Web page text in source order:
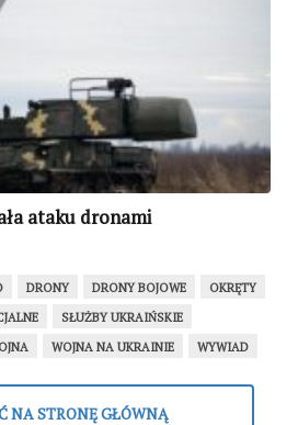
ataku dronami
DRONY DRONY BOJOWE
OKRĘTY
SŁUŻBY UKRAIŃSKIE
WOJNA NA UKRAINIE WYWIAD
NA STRONĘ GŁÓWNĄ